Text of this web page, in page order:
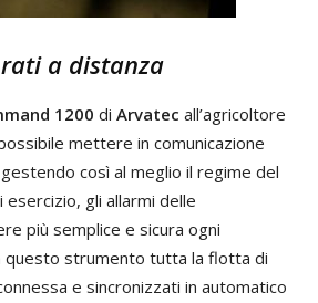
a distanza
1200 di Arvatec all’agricoltore
mettere in comunicazione
così al meglio il regime del
gli allarmi delle
più semplice e sicura ogni
questo strumento tutta la flotta di
e sincronizzati in automatico